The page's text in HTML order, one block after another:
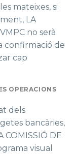
mateixes, si
LA
no serà
confirmació de
cap
OPERACIONS
dels
bancàries,
COMISSIÓ DE
visual